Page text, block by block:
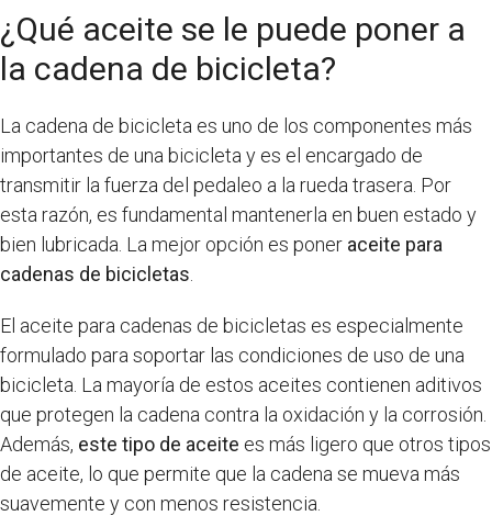
¿Qué aceite se le puede poner a
la cadena de bicicleta?
La cadena de bicicleta es uno de los componentes más
importantes de una bicicleta y es el encargado de
transmitir la fuerza del pedaleo a la rueda trasera. Por
esta razón, es fundamental mantenerla en buen estado y
bien lubricada. La mejor opción es poner aceite para
cadenas de bicicletas
El aceite para cadenas de bicicletas es especialmente
formulado para soportar las condiciones de uso de una
bicicleta. La mayoría de estos aceites contienen aditivos
que protegen la cadena contra la oxidación y la corrosión.
Además, este tipo de aceite es más ligero que otros tipos
de aceite, lo que permite que la cadena se mueva más
suavemente y con menos resistencia.